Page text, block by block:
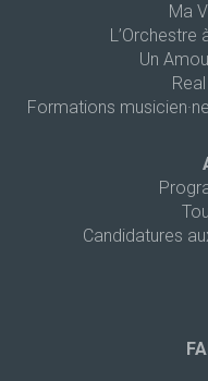
Ma
L’Orchestre
Un
Formations
Candidatures